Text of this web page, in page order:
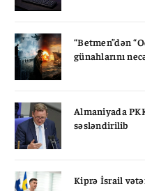
“Betmen”dən
günahlarını
Almaniyada
səsləndirilib
Kiprə İsrail